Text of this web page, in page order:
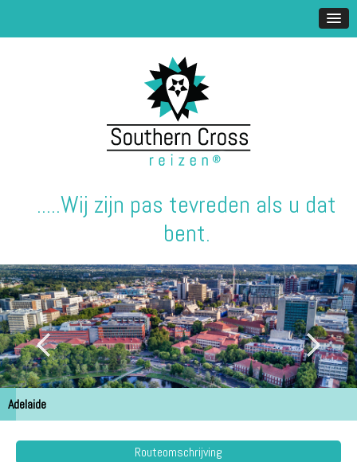
.....Wij zijn pas tevreden als u dat
bent.
Adelaide
Routeomschrijving